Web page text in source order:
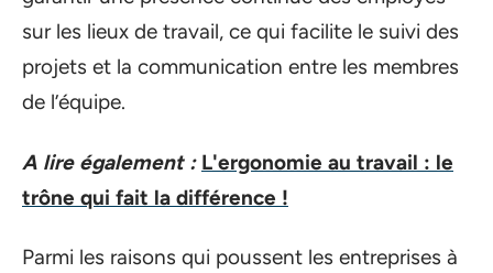
sur les lieux de travail, ce qui facilite le suivi des
projets et la communication entre les membres
de l’équipe.
A lire également : L'ergonomie au travail : le
trône qui fait la différence !
Parmi les raisons qui poussent les entreprises à